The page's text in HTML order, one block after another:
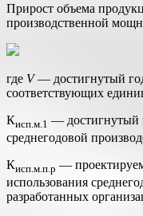
Прирост объема
производственной
где V— достигнутый
соответст­вующих
Кисп.м.1 — достигнутый
среднегодовой
Кисп.м.п.р —
использо­вания
разработанных